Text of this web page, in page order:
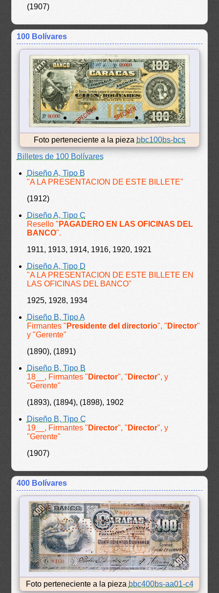
(1907)
100 Bolívares
Foto perteneciente a la pieza bbc100bs-bcs
Billetes de 100 Bolívares
Diseño A, Tipo B
"A LA PRESENTACION DE ESTE BILLETE"
(1912)
Diseño A, Tipo C
Resello " PAGADERO EN LAS OFICINAS DEL
BANCO".
1911, 1913, 1914, 1916, 1920, 1921
Diseño A, Tipo D
"A LA PRESENTACION DE ESTE BILLETE EN
LAS OFICINAS DEL BANCO"
1925, 1928, 1934
Diseño B, Tipo A
Firmantes " Presidente del directorio", " Director"
y "Gerente"
(1890), (1891)
Diseño B, Tipo B
18__, Firmantes " Director", " Director", y
"Gerente"
(1893), (1894), (1898), 1902
Diseño B, Tipo C
19__, Firmantes " Director", " Director", y
"Gerente"
(1907)
400 Bolívares
Foto perteneciente a la pieza bbc400bs-aa01-c4